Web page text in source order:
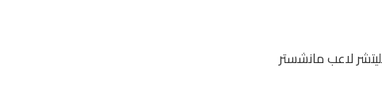
لاعب مانشستر